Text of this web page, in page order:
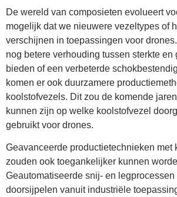
De wereld van composieten evolueert
mogelijk dat we nieuwere vezeltypes of
verschijnen in toepassingen voor
nog betere verhouding tussen sterkte en
bieden of een verbeterde
komen er ook duurzamere
koolstofvezels. Dit zou de komende
kunnen zijn op welke koolstofvezel
gebruikt voor drones.
Geavanceerde productietechnieken met
zouden ook toegankelijker kunnen
Geautomatiseerde snij- en
doorsijpelen vanuit industriële